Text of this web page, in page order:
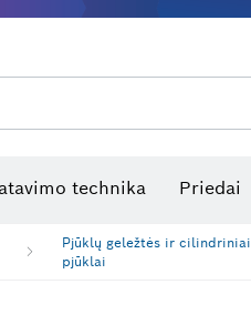
technika Priedai
Pjūklų geležtės ir cilindriniai
pjūklai